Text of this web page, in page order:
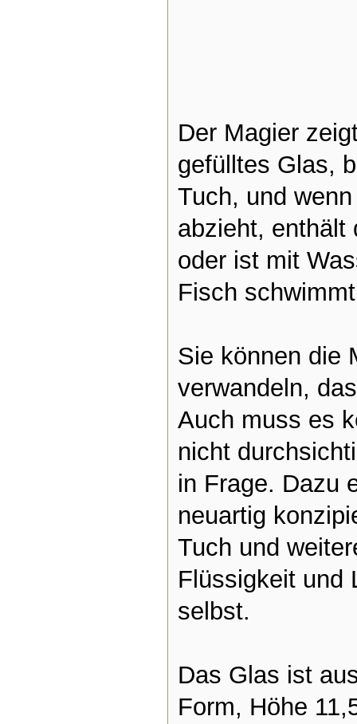
Der Magier
gefülltes Glas,
Tuch, und
abzieht, enthält
oder ist mit
Fisch
Sie können die
verwandeln,
Auch muss es
nicht
in Frage. Dazu
neuartig
Tuch und
Flüssigkeit und
selbst.
Das Glas ist
Form, Höhe